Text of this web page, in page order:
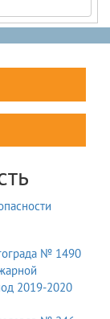
№ 1490
2019-2020